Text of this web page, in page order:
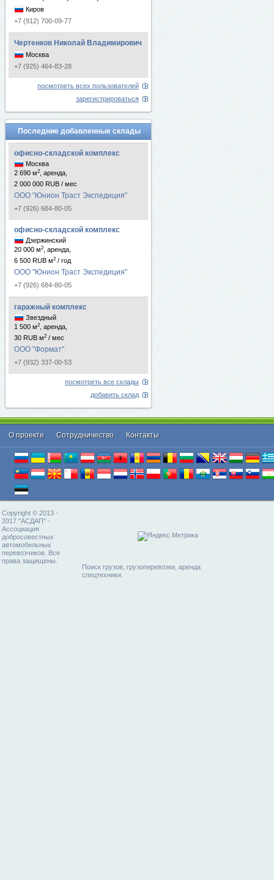
Киров
+7 (912) 700-09-77
Чертенков Николай Владимирович
Москва
+7 (925) 464-83-28
посмотреть всех пользователей
зарегистрироваться
Последние добавленные склады
офисно-складской комплекс
Москва
2 690 м2
, аренда,
2 000 000 RUB / мес
ООО "Юнион Траст Экспедиция"
+7 (926) 684-80-05
офисно-складской комплекс
Дзержинский
20 000 м2
, аренда,
6 500 RUB м2 / год
ООО "Юнион Траст Экспедиция"
+7 (926) 684-80-05
гаражный комплекс
Звездный
1 500 м2
, аренда,
30 RUB м2 / мес
ООО "Формат"
+7 (932) 337-00-53
посмотреть все склады
добавить склад
О проекте Cотрудничество Контакты
Copyright © 2013 -
2017 "АСДАП" -
Ассоциация
добросовестных
автомобильных
перевозчиков. Все
права защищены.
Поиск грузов, грузоперевозки, аренда
спецтехники.